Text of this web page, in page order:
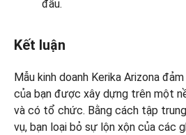
đầu.
Kết luận
Mẫu kinh doanh Kerika Arizona
của bạn được xây dựng trên một
và có tổ chức. Bằng cách tập
vụ, bạn loại bỏ sự lộn xộn của các